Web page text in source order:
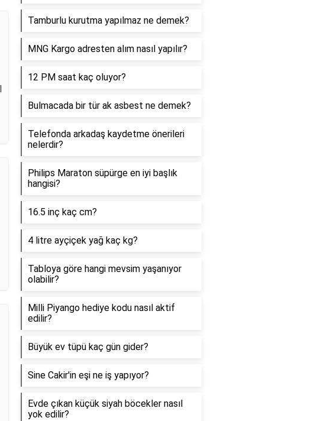
Tamburlu kurutma yapılmaz ne demek?
MNG Kargo adresten alım nasıl yapılır?
12 PM saat kaç oluyor?
Bulmacada bir tür ak asbest ne demek?
Telefonda arkadaş kaydetme önerileri
nelerdir?
Philips Maraton süpürge en iyi başlık
hangisi?
16.5 inç kaç cm?
4 litre ayçiçek yağ kaç kg?
Tabloya göre hangi mevsim yaşanıyor
olabilir?
Milli Piyango hediye kodu nasıl aktif
edilir?
Büyük ev tüpü kaç gün gider?
Sine Cakir'in eşi ne iş yapıyor?
Evde çıkan küçük siyah böcekler nasıl
yok edilir?